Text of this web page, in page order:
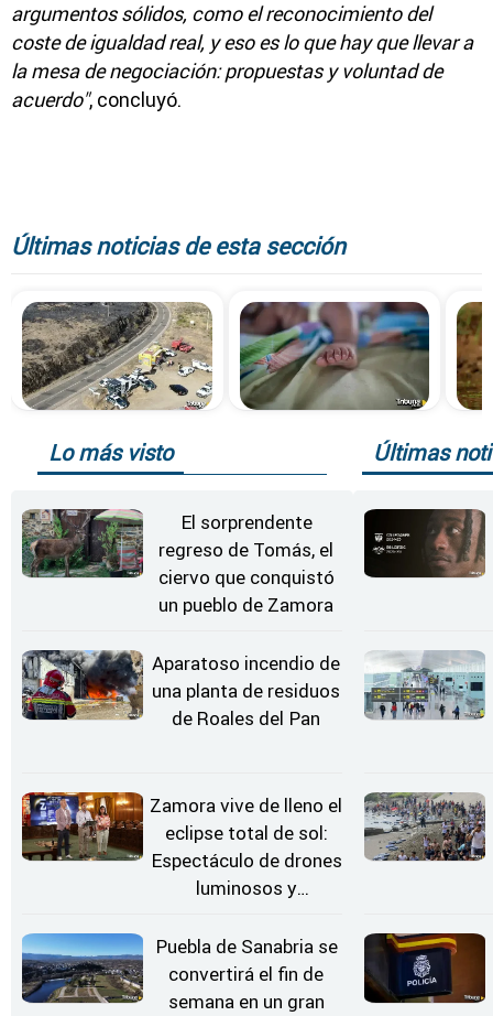
argumentos sólidos, como el reconocimiento del
coste de igualdad real, y eso es lo que hay que llevar a
la mesa de negociación: propuestas y voluntad de
acuerdo", concluyó.
Últimas noticias de esta sección
Lo más visto
El sorprendente
regreso de Tomás, el
ciervo que conquistó
un pueblo de Zamora
Aparatoso incendio de
una planta de residuos
de Roales del Pan
Zamora vive de lleno el
eclipse total de sol:
Espectáculo de drones
luminosos y
Estrellas
Puebla de Sanabria se
convertirá el fin de
semana en un gran
Últimas